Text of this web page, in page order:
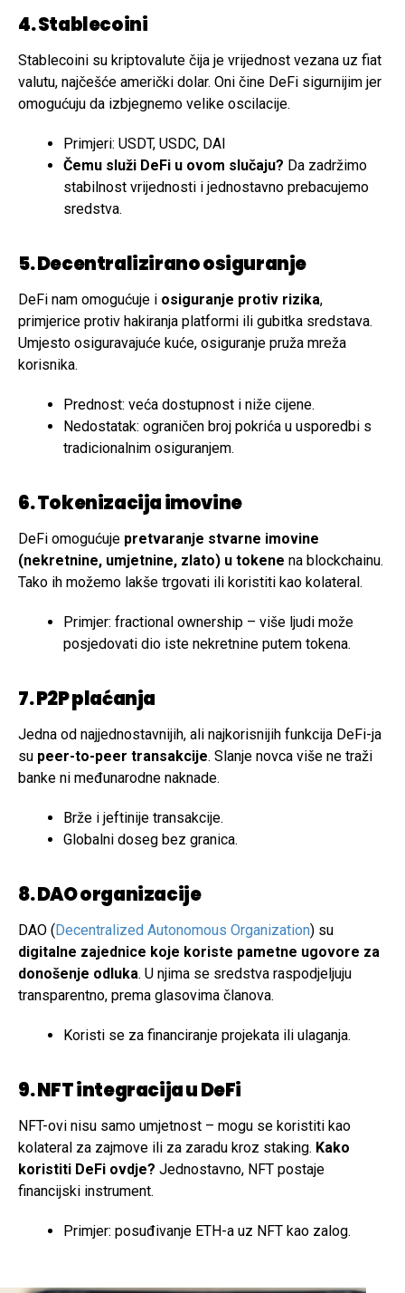
4. Stablecoini
Stablecoini su kriptovalute čija je vrijednost vezana uz fiat
valutu, najčešće američki dolar. Oni čine DeFi sigurnijim jer
omogućuju da izbjegnemo velike oscilacije.
Primjeri: USDT, USDC, DAI
Čemu služi DeFi u ovom slučaju? Da zadržimo
stabilnost vrijednosti i jednostavno prebacujemo
sredstva.
5. Decentralizirano osiguranje
DeFi nam omogućuje i osiguranje protiv rizika,
primjerice protiv hakiranja platformi ili gubitka sredstava.
Umjesto osiguravajuće kuće, osiguranje pruža mreža
korisnika.
Prednost: veća dostupnost i niže cijene.
Nedostatak: ograničen broj pokrića u usporedbi s
tradicionalnim osiguranjem.
6. Tokenizacija imovine
DeFi omogućuje pretvaranje stvarne imovine
(nekretnine, umjetnine, zlato) u tokene na blockchainu.
Tako ih možemo lakše trgovati ili koristiti kao kolateral.
Primjer: fractional ownership – više ljudi može
posjedovati dio iste nekretnine putem tokena.
7. P2P plaćanja
Jedna od najjednostavnijih, ali najkorisnijih funkcija DeFi-ja
su peer-to-peer transakcije. Slanje novca više ne traži
banke ni međunarodne naknade.
Brže i jeftinije transakcije.
Globalni doseg bez granica.
8. DAO organizacije
DAO ( Decentralized Autonomous Organization) su
digitalne zajednice koje koriste pametne ugovore za
donošenje odluka. U njima se sredstva raspodjeljuju
transparentno, prema glasovima članova.
Koristi se za financiranje projekata ili ulaganja.
9. NFT integracija u DeFi
NFT-ovi nisu samo umjetnost – mogu se koristiti kao
kolateral za zajmove ili za zaradu kroz staking. Kako
koristiti DeFi ovdje? Jednostavno, NFT postaje
financijski instrument.
Primjer: posuđivanje ETH-a uz NFT kao zalog.